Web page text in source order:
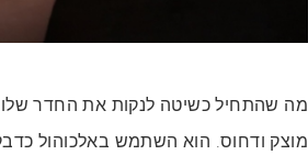
מה שהתחיל כשיטה לנקות את החדר
מוצק ודחוס. הוא השתמש באלכוהול